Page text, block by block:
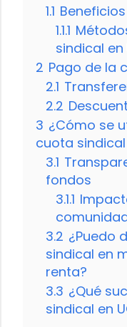
1.1
1.1.1
sindical en
2 Pago de la
2.1
2.2
3 ¿Cómo se
cuota sindical
3.1
fondos
3.1.1
3.2 ¿Puedo
sindical en
renta?
3.3 ¿Qué
sindical en